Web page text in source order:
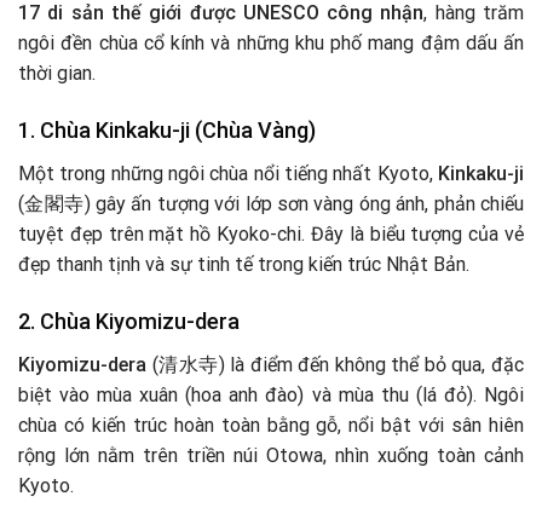
17 di sản thế giới được UNESCO công nhận, hàng trăm
ngôi đền chùa cổ kính và những khu phố mang đậm dấu ấn
thời gian.
1. Chùa Kinkaku-ji (Chùa Vàng)
Một trong những ngôi chùa nổi tiếng nhất Kyoto, Kinkaku-ji
(金閣寺) gây ấn tượng với lớp sơn vàng óng ánh, phản chiếu
tuyệt đẹp trên mặt hồ Kyoko-chi. Đây là biểu tượng của vẻ
đẹp thanh tịnh và sự tinh tế trong kiến trúc Nhật Bản.
2. Chùa Kiyomizu-dera
Kiyomizu-dera (清水寺) là điểm đến không thể bỏ qua, đặc
biệt vào mùa xuân (hoa anh đào) và mùa thu (lá đỏ). Ngôi
chùa có kiến trúc hoàn toàn bằng gỗ, nổi bật với sân hiên
rộng lớn nằm trên triền núi Otowa, nhìn xuống toàn cảnh
Kyoto.